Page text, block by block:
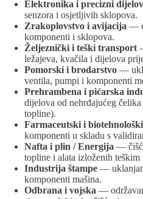
Elektronika i precizni
senzora i osjetljivih sklopova.
Zrakoplovstvo i avijacija —
komponenti i sklopova.
Željeznički i teški transport
ležajeva, kvačila i dijelova
Pomorski i brodarstvo —
ventila, pumpi i komponenti
Prehrambena i pićarska
dijelova od nehrđajućeg
topline).
Farmaceutski i
komponenti u skladu s
Nafta i plin / Energija —
topline i alata izloženih teškim
Industrija štampe —
komponenti mašina.
Odbrana i vojska —